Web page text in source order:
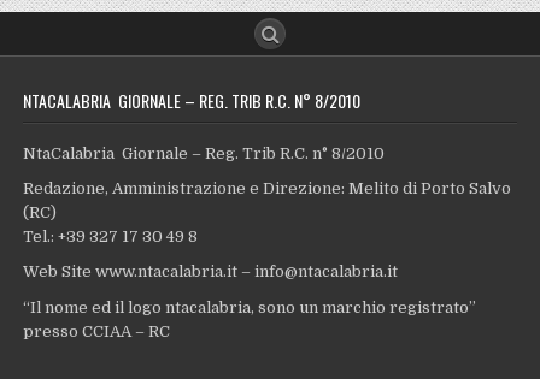
NTACALABRIA GIORNALE – REG. TRIB R.C. N° 8/2010
NtaCalabria Giornale – Reg. Trib R.C. n° 8/2010
Redazione, Amministrazione e Direzione: Melito di Porto Salvo
(RC)
Tel.: +39 327 17 30 49 8
Web Site www.ntacalabria.it – info@ntacalabria.it
“Il nome ed il logo ntacalabria, sono un marchio registrato”
presso CCIAA – RC